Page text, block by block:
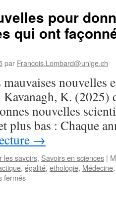
pour
qui ont
par Francois.Lombard@unige.ch
mauvaises nouvelles
K. (2025)
nouvelles
plus bas : Chaque
→
les savoirs, Savoirs en sciences |
, égalité, ethologie, Médecine
ferméssur